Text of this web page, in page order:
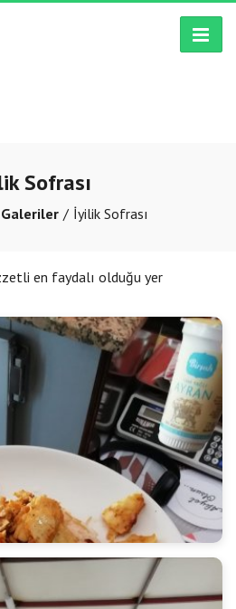
Sofrası
Galeriler İyilik Sofrası
en faydalı olduğu yer